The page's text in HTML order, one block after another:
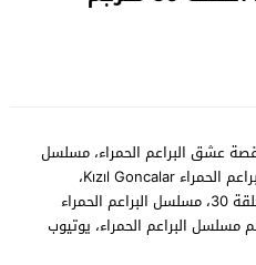
الحلقة 30 مترجم، قصة عشق البراعم الحمراء، مسلسل
التركي البراعم الحمراء، مسلسل البراعم الحمراء Kızıl Goncalar،
مسلسل البراعم الحمراء التركي الحلقة 30، مسلسل البراعم الحمراء
مسلسل البراعم الحمراء، يوتيوب